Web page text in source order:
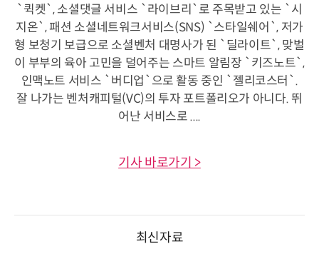
`퀵켓`, 소셜댓글 서비스 `라이브리`로 주목받고 있는 `시
지온`, 패션 소셜네트워크서비스(SNS) `스타일쉐어`, 저가
형 보청기 보급으로 소셜벤처 대명사가 된 `딜라이트`, 맞벌
이 부부의 육아 고민을 덜어주는 스마트 알림장 `키즈노트`,
인맥노트 서비스 `버디업`으로 활동 중인 `젤리코스터`.
잘 나가는 벤처캐피털(VC)의 투자 포트폴리오가 아니다. 뛰
어난 서비스로 ....
기사 바로가기 >
최신자료